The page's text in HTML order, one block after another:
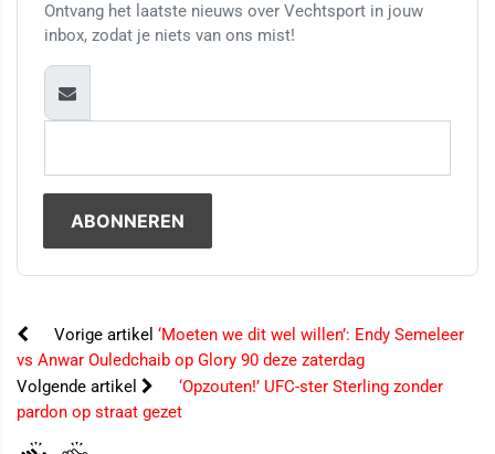
Ontvang het laatste nieuws over Vechtsport in jouw
inbox, zodat je niets van ons mist!
Vorige artikel ‘Moeten we dit wel willen’: Endy Semeleer
vs Anwar Ouledchaib op Glory 90 deze zaterdag
Volgende artikel
‘Opzouten!’ UFC-ster Sterling zonder
pardon op straat gezet